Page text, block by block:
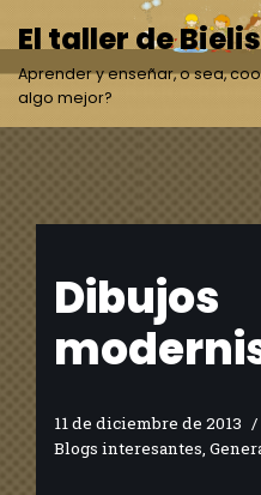
Saltar
al
contenido
El taller de
Aprender y enseñar, o sea,
algo mejor?
Dibujos
11 de diciembre de 2013
Blogs interesantes,